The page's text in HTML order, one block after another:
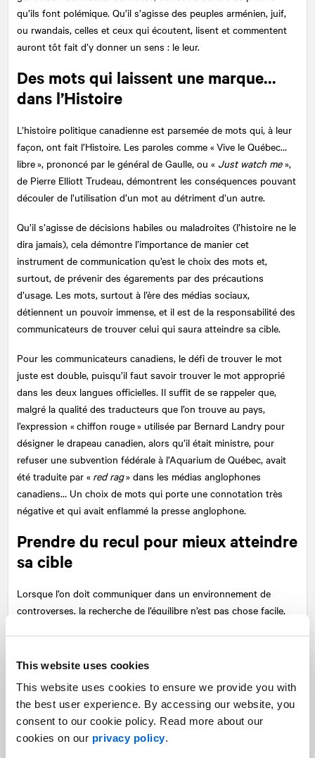
This website uses cookies
This website uses cookies to ensure we provide you with
the best user experience. By accessing our website, you
consent to our cookie policy. Read more about our
cookies on our privacy policy.
qu’ils font polémique. Qu’il s’agisse des peuples arménien, juif,
ou rwandais, celles et ceux qui écoutent, lisent et commentent
auront tôt fait d’y donner un sens : le leur.
Des mots qui laissent une marque…
dans l’Histoire
L’histoire politique canadienne est parsemée de mots qui, à leur
façon, ont fait l’Histoire. Les paroles comme « Vive le Québec…
libre », prononcé par le général de Gaulle, ou « Just watch me»,
de Pierre Elliott Trudeau, démontrent les conséquences pouvant
découler de l’utilisation d’un mot au détriment d’un autre.
Qu’il s’agisse de décisions habiles ou maladroites (l’histoire ne le
dira jamais), cela démontre l’importance de manier cet
instrument de communication qu’est le choix des mots et,
surtout, de prévenir des égarements par des précautions
d’usage. Les mots, surtout à l’ère des médias sociaux,
détiennent un pouvoir immense, et il est de la responsabilité des
communicateurs de trouver celui qui saura atteindre sa cible.
Pour les communicateurs canadiens, le défi de trouver le mot
juste est double, puisqu’il faut savoir trouver le mot approprié
dans les deux langues officielles. Il suffit de se rappeler que,
malgré la qualité des traducteurs que l’on trouve au pays,
l’expression « chiffon rouge » utilisée par Bernard Landry pour
désigner le drapeau canadien, alors qu’il était ministre, pour
refuser une subvention fédérale à l’Aquarium de Québec, avait
été traduite par « red rag» dans les médias anglophones
canadiens… Un choix de mots qui porte une connotation très
négative et qui avait enflammé la presse anglophone.
Prendre du recul pour mieux atteindre
sa cible
Lorsque l’on doit communiquer dans un environnement de
controverses, la recherche de l’équilibre n’est pas chose facile,
rejoindre, mais aussi choisir soigneusement des mots qui
s’agisse d’untweetou d’un communiqué de presse, les formats
limitent le choix des mots; il est donc primordial de prendre le
recul nécessaire pour analyser chacun d’eux.